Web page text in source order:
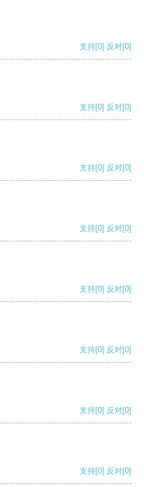
支持[0] 反对[0]
支持[0] 反对[0]
支持[0] 反对[0]
支持[0] 反对[0]
支持[0] 反对[0]
支持[0] 反对[0]
支持[0] 反对[0]
支持[0] 反对[0]